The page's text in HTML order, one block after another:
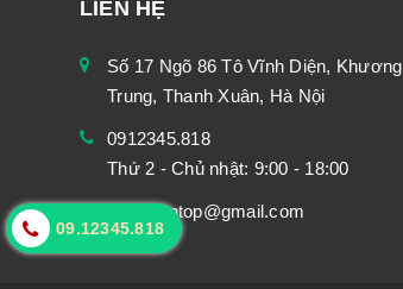
LIÊN HỆ
Số 17 Ngõ 86 Tô Vĩnh Diện, Khương
Trung, Thanh Xuân, Hà Nội
0912345.818
Thứ 2 - Chủ nhật: 9:00 - 18:00
Bongbantop@gmail.com
09.12345.818